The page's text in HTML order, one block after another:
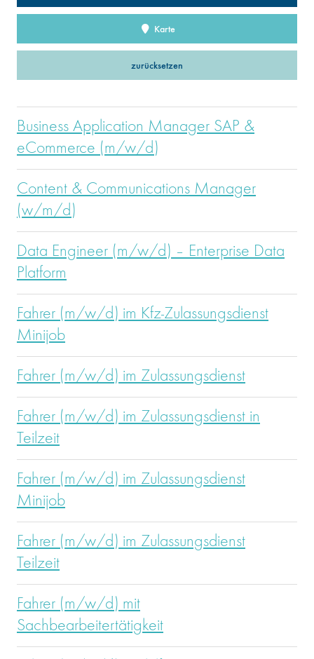
zurücksetzen
Karte
Business Application Manager SAP &
eCommerce (m/w/d)
Content & Communications Manager
(w/m/d)
Data Engineer (m/w/d) – Enterprise Data
Platform
Fahrer (m/w/d) im Kfz-Zulassungsdienst
Minijob
Fahrer (m/w/d) im Zulassungsdienst
Fahrer (m/w/d) im Zulassungsdienst in
Teilzeit
Fahrer (m/w/d) im Zulassungsdienst
Minijob
Fahrer (m/w/d) im Zulassungsdienst
Teilzeit
Fahrer (m/w/d) mit
Sachbearbeitertätigkeit